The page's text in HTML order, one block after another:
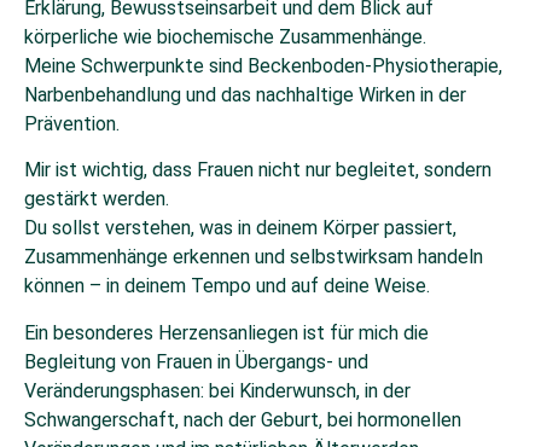
Erklärung, Bewusstseinsarbeit und dem Blick auf
körperliche wie biochemische Zusammenhänge.
Meine Schwerpunkte sind Beckenboden-Physiotherapie,
Narbenbehandlung und das nachhaltige Wirken in der
Prävention.
Mir ist wichtig, dass Frauen nicht nur begleitet, sondern
gestärkt werden.
Du sollst verstehen, was in deinem Körper passiert,
Zusammenhänge erkennen und selbstwirksam handeln
können – in deinem Tempo und auf deine Weise.
Ein besonderes Herzensanliegen ist für mich die
Begleitung von Frauen in Übergangs- und
Veränderungsphasen: bei Kinderwunsch, in der
Schwangerschaft, nach der Geburt, bei hormonellen